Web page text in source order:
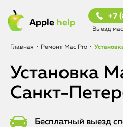
Apple help
+7
Выезд
Главная • Ремонт Mac Pro •
Установка
Санкт-
Бесплатный выезд